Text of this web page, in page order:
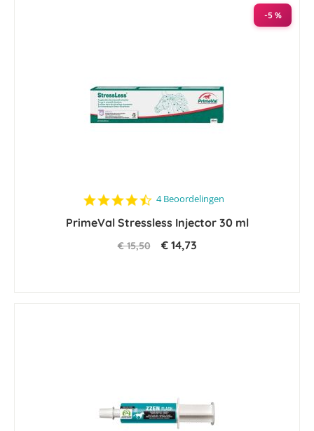
-5 %
4.5
rating
4 Beoordelingen
PrimeVal Stressless Injector 30 ml
€ 15,50 € 14,73